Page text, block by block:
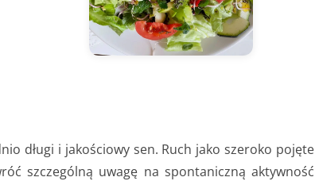
długi i jakościowy sen. Ruch jako szeroko pojęte
szczególną uwagę na spontaniczną aktywność